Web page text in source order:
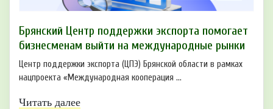
Брянский Центр поддержки экспорта помогает
бизнесменам выйти на международные рынки
Центр поддержки экспорта (ЦПЭ) Брянской области в рамках
нацпроекта «Международная кооперация ...
Читать далее